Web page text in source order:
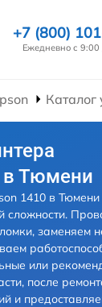
+7 (800)
Ежедневно с 9:00
Каталог
в Тюмени
1410 в
сложности.
заменяем
или
после
и